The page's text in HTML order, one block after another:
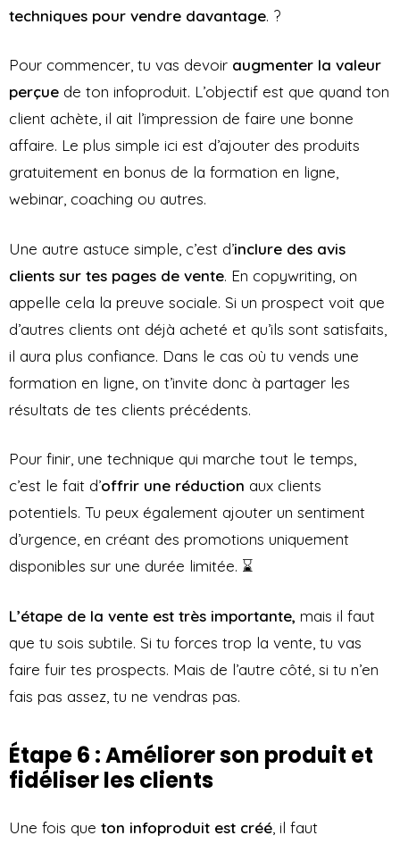
techniques pour vendre davantage. ?
Pour commencer, tu vas devoir augmenter la valeur
perçue de ton infoproduit. L’objectif est que quand ton
client achète, il ait l’impression de faire une bonne
affaire. Le plus simple ici est d’ajouter des produits
gratuitement en bonus de la formation en ligne,
webinar, coaching ou autres.
Une autre astuce simple, c’est d’inclure des avis
clients sur tes pages de vente. En copywriting, on
appelle cela la preuve sociale. Si un prospect voit que
d’autres clients ont déjà acheté et qu’ils sont satisfaits,
il aura plus confiance. Dans le cas où tu vends une
formation en ligne, on t’invite donc à partager les
résultats de tes clients précédents.
Pour finir, une technique qui marche tout le temps,
c’est le fait d’offrir une réduction aux clients
potentiels. Tu peux également ajouter un sentiment
d’urgence, en créant des promotions uniquement
disponibles sur une durée limitée. ⌛
L’étape de la vente est très importante, mais il faut
que tu sois subtile. Si tu forces trop la vente, tu vas
faire fuir tes prospects. Mais de l’autre côté, si tu n’en
fais pas assez, tu ne vendras pas.
Étape 6 : Améliorer son produit et
fidéliser les clients
Une fois que ton infoproduit est créé, il faut